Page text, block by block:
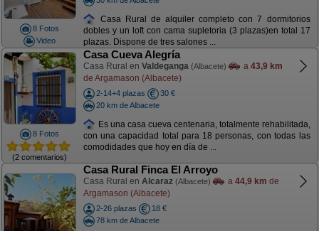
8 Fotos
Video
Casa Rural de alquiler completo con 7 dormitorios
dobles y un loft con cama supletoria (3 plazas)en total 17
plazas. Dispone de tres salones ...
8 Fotos
(2 comentarios)
Casa Cueva Alegría
Casa Rural en Valdeganga (Albacete) a 43,9 km
de Argamason (Albacete)
2-14+4 plazas
30 €
20 km de Albacete
Es una casa cueva centenaria, totalmente rehabilitada,
con una capacidad total para 18 personas, con todas las
comodidades que hoy en día de ...
Casa Rural Finca El Arroyo
Casa Rural en Alcaraz (Albacete) a 44,9 km de
Argamason (Albacete)
2-26 plazas
18 €
78 km de Albacete